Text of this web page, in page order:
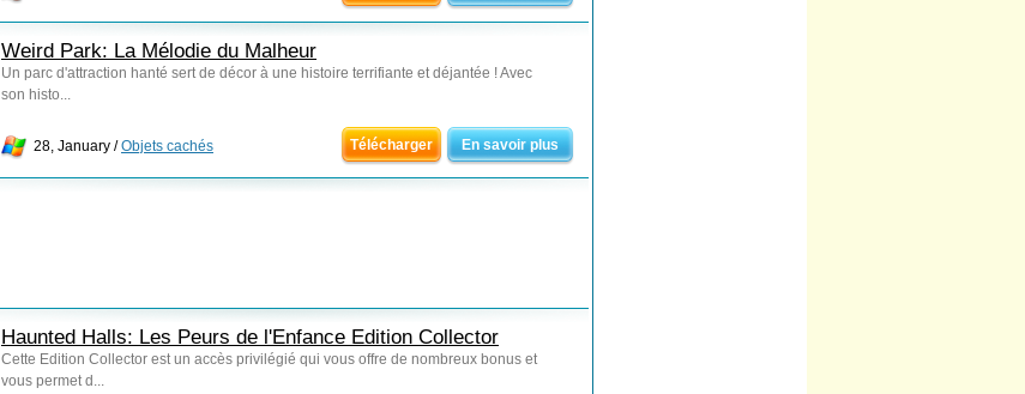
Weird Park: La Mélodie du Malheur
Un parc d'attraction hanté sert de décor à une histoire terrifiante et déjantée ! Avec
son histo...
28, January /Objets cachés Télécharger En savoir plus
Haunted Halls: Les Peurs de l'Enfance Edition Collector
Cette Edition Collector est un accès privilégié qui vous offre de nombreux bonus et
vous permet d...